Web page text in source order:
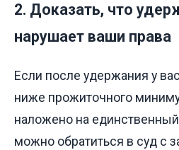
2. Доказать, что
нарушает ваши права
Если после удержания у
ниже прожиточного
наложено на
можно обратиться в суд с